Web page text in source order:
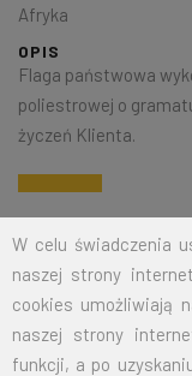
W celu świadczenia
naszej strony
cookies umożliwiają
naszej strony
funkcji, a po
Afryka
OPIS
Flaga państwowa
poliestrowej o
życzeń Klienta.
flagi. Przy
indywidualnie.
ROZMIAR